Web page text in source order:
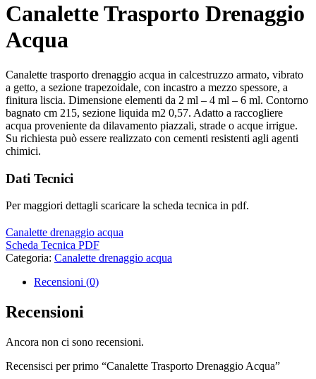
Canalette Trasporto Drenaggio
Acqua
Canalette trasporto drenaggio acqua in calcestruzzo armato, vibrato
a getto, a sezione trapezoidale, con incastro a mezzo spessore, a
finitura liscia. Dimensione elementi da 2 ml – 4 ml – 6 ml. Contorno
bagnato cm 215, sezione liquida m2 0,57. Adatto a raccogliere
acqua proveniente da dilavamento piazzali, strade o acque irrigue.
Su richiesta può essere realizzato con cementi resistenti agli agenti
chimici.
Dati Tecnici
Per maggiori dettagli scaricare la scheda tecnica in pdf.
Canalette drenaggio acqua
Scheda Tecnica PDF
Categoria: Canalette drenaggio acqua
Recensioni (0)
Recensioni
Ancora non ci sono recensioni.
Recensisci per primo “Canalette Trasporto Drenaggio Acqua”